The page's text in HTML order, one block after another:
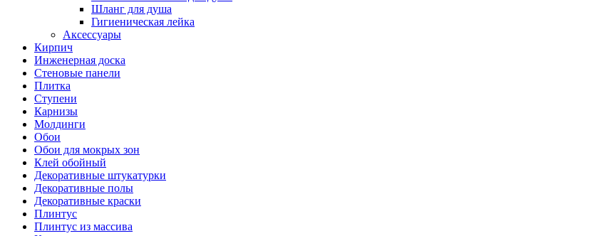
Шланг для душа
Гигиеническая лейка
Аксессуары
Кирпич
Инженерная доска
Стеновые панели
Плитка
Ступени
Карнизы
Молдинги
Обои
Обои для мокрых зон
Клей обойный
Декоративные штукатурки
Декоративные полы
Декоративные краски
Плинтус
Плинтус из массива